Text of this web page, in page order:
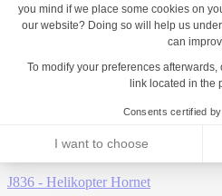
Może Ci się spodobać...
J836 - Helikopter Hornet